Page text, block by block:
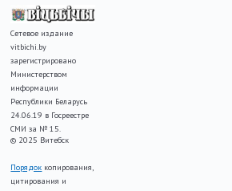
Сетевое издание
vitbichi.by
зарегистрировано
Министерством
информации
Республики Беларусь
24.06.19 в Госреестре
СМИ за № 15.
© 2025 Витебск
Порядок копирования,
цитирования и